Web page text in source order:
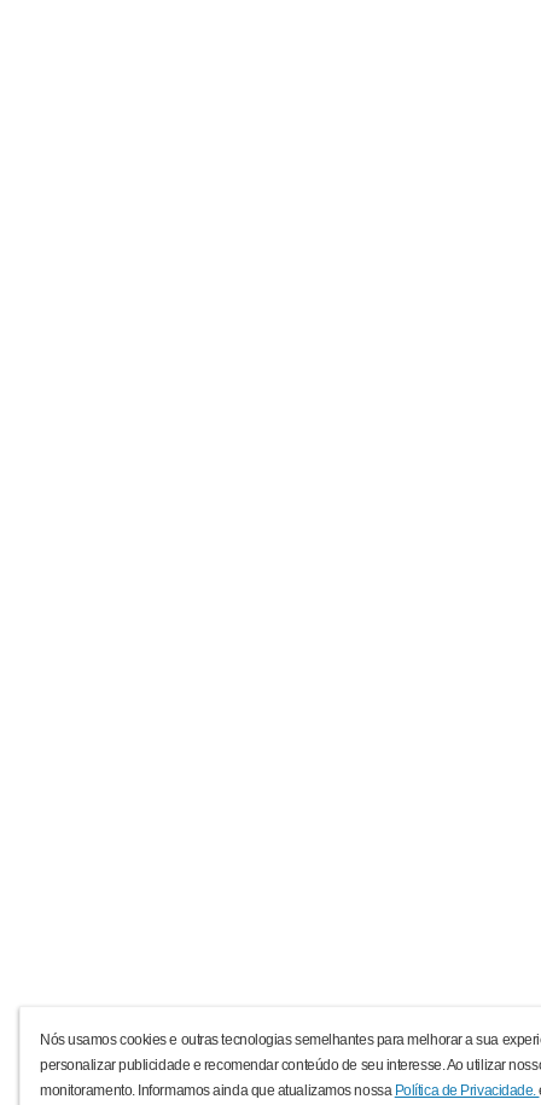
Nós usamos cookies e outras tecnologias semelhantes para melhorar a sua
personalizar publicidade e recomendar conteúdo de seu interesse. Ao utilizar
monitoramento. Informamos ainda que atualizamos nossa Política de Privacidade.